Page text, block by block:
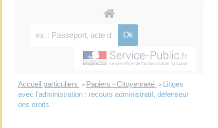
Accueil particuliers > Papiers - Citoyenneté > Litiges
avec l'administration : recours administratif, défenseur
des droits